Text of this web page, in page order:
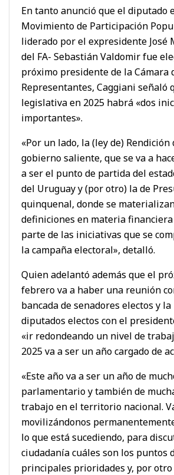
En tanto anunció que el diputado
Movimiento de Participación
liderado por el expresidente José
del FA- Sebastián Valdomir fue
próximo presidente de la Cámara
Representantes, Caggiani señaló
legislativa en 2025 habrá «dos
importantes».
«Por un lado, la (ley de) Rendición
gobierno saliente, que se va a
a ser el punto de partida del
del Uruguay y (por otro) la de
quinquenal, donde se
definiciones en materia
parte de las iniciativas que se
la campaña electoral», detalló.
Quien adelantó además que el
febrero va a haber una reunión
bancada de senadores electos y la
diputados electos con el
«ir redondeando un nivel de
2025 va a ser un año cargado de
«Este año va a ser un año de
parlamentario y también de
trabajo en el territorio nacional.
movilizándonos
lo que está sucediendo, para
ciudadanía cuáles son los puntos
principales prioridades y, por